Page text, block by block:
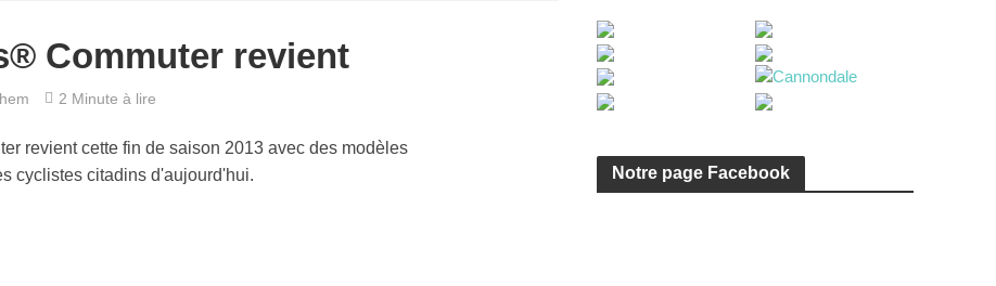
Commuter revient
2 Minute à lire
revient cette fin de saison 2013 avec des modèles
cyclistes citadins d'aujourd'hui.
Notre page Facebook